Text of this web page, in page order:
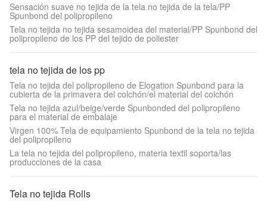
Sensación suave no tejida de la tela no tejida de la tela/PP
Spunbond del polipropileno
Tela no tejida no tejida sesamoidea del material/PP Spunbond del
polipropileno de los PP del tejido de poliester
tela no tejida de los pp
Tela no tejida del polipropileno de Elogation Spunbond para la
cubierta de la primavera del colchón/el material del colchón
Tela no tejida azul/beige/verde Spunbonded del polipropileno
para el material de embalaje
Virgen 100% Tela de equipamiento Spunbond de la tela no tejida
del polipropileno
La tela no tejida del polipropileno, materia textil soporta/las
producciones de la casa
Tela no tejida Rolls